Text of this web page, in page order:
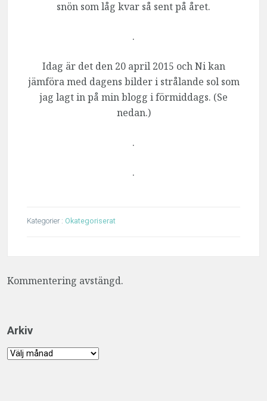
snön som låg kvar så sent på året.
.
Idag är det den 20 april 2015 och Ni kan
jämföra med dagens bilder i strålande sol som
jag lagt in på min blogg i förmiddags. (Se
nedan.)
.
.
Kategorier : Okategoriserat
Kommentering avstängd.
Arkiv
Arkiv